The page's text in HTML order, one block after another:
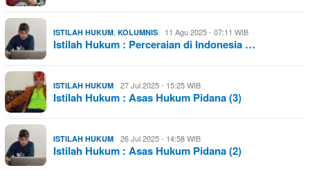
ISTILAH HUKUM KOLUMNIS 11 Agu 2025 - 07:11 WIB
Istilah Hukum : Perceraian di Indonesia …
ISTILAH HUKUM 27 Jul 2025 - 15:25 WIB
Istilah Hukum : Asas Hukum Pidana (3)
ISTILAH HUKUM 26 Jul 2025 - 14:58 WIB
Istilah Hukum : Asas Hukum Pidana (2)